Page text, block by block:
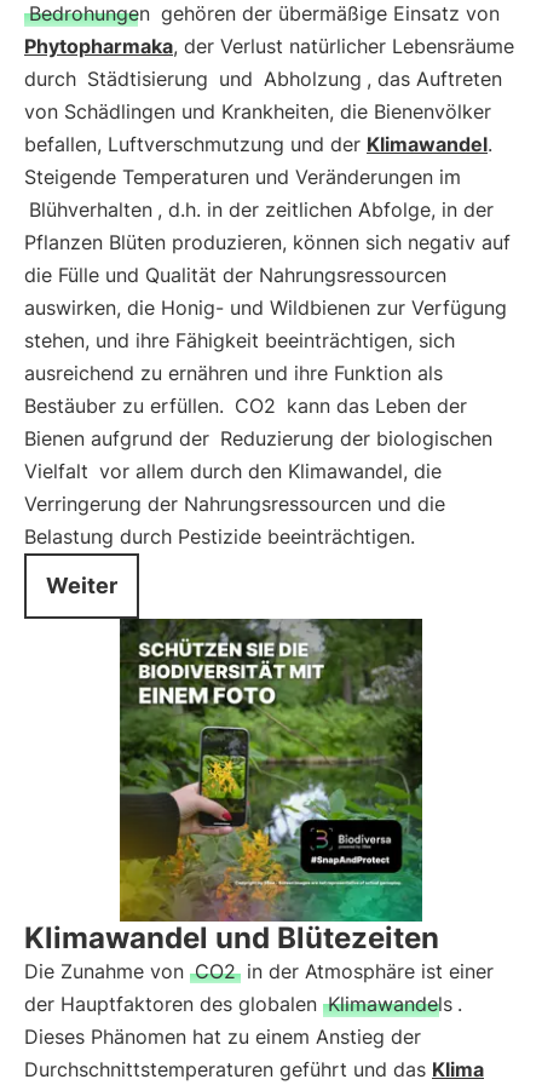
Bedrohungen gehören der übermäßige Einsatz von
Phytopharmaka, der Verlust natürlicher Lebensräume
durch Städtisierung und Abholzung , das Auftreten
von Schädlingen und Krankheiten, die Bienenvölker
befallen, Luftverschmutzung und der Klimawandel.
Steigende Temperaturen und Veränderungen im
Blühverhalten , d.h. in der zeitlichen Abfolge, in der
Pflanzen Blüten produzieren, können sich negativ auf
die Fülle und Qualität der Nahrungsressourcen
auswirken, die Honig- und Wildbienen zur Verfügung
stehen, und ihre Fähigkeit beeinträchtigen, sich
ausreichend zu ernähren und ihre Funktion als
Bestäuber zu erfüllen. CO2 kann das Leben der
Bienen aufgrund der Reduzierung der biologischen
Vielfalt vor allem durch den Klimawandel, die
Verringerung der Nahrungsressourcen und die
Belastung durch Pestizide beeinträchtigen.
Weiter
Klimawandel und Blütezeiten
Die Zunahme von CO2 in der Atmosphäre ist einer
der Hauptfaktoren des globalen Klimawandels .
Dieses Phänomen hat zu einem Anstieg der
Durchschnittstemperaturen geführt und das Klima